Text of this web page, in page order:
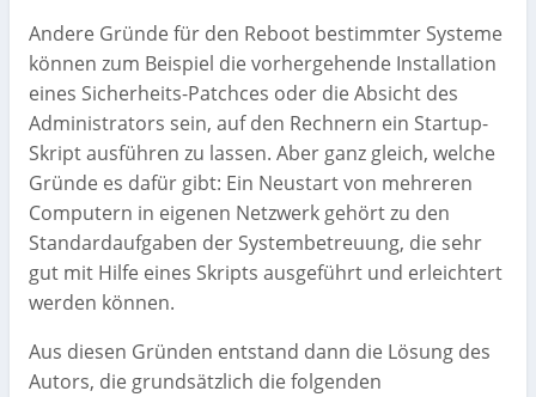
Andere Gründe für den Reboot bestimmter Systeme
können zum Beispiel die vorhergehende Installation
eines Sicherheits-Patchces oder die Absicht des
Administrators sein, auf den Rechnern ein Startup-
Skript ausführen zu lassen. Aber ganz gleich, welche
Gründe es dafür gibt: Ein Neustart von mehreren
Computern in eigenen Netzwerk gehört zu den
Standardaufgaben der Systembetreuung, die sehr
gut mit Hilfe eines Skripts ausgeführt und erleichtert
werden können.
Aus diesen Gründen entstand dann die Lösung des
Autors, die grundsätzlich die folgenden